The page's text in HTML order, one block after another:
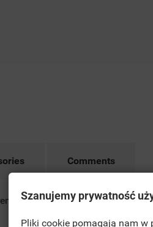
Comments
i
Szanujemy prywatność
Pliki cookie pomagają nam w